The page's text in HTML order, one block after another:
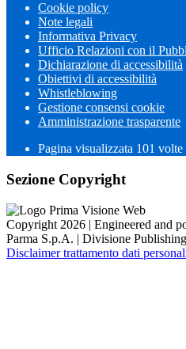
Cookie policy
Note legali
Informativa Privacy
Ufficio Relazioni con il
Dichiarazione di accessibilità
Obiettivi di accessibilità
Whistleblowing
Gestione consensi cookie
Amministrazione trasparente
Pagina visualizzata 101 volte
Sezione Copyright
Copyright 2026 | Engineered and
Parma S.p.A. | Divisione
Disclaimer trattamento dati